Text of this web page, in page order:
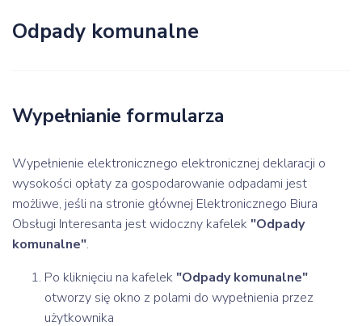
Odpady komunalne
Wypełnianie formularza
Wypełnienie elektronicznego elektronicznej deklaracji o
wysokości opłaty za gospodarowanie odpadami jest
możliwe, jeśli na stronie głównej Elektronicznego Biura
Obsługi Interesanta jest widoczny kafelek"Odpady
komunalne".
Po kliknięciu na kafelek"Odpady komunalne"
otworzy się okno z polami do wypełnienia przez
użytkownika